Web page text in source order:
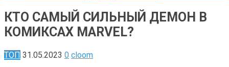
КТО САМЫЙ СИЛЬНЫЙ ДЕМОН В
КОМИКСАХ MARVEL?
ТОП 31.05.2023 0 cloom